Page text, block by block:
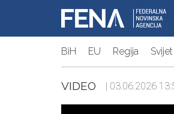
BiH EU Regija Svijet
VIDEO | 03.06.2026